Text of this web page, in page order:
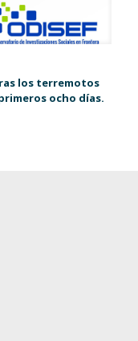
los terremotos
ocho días.